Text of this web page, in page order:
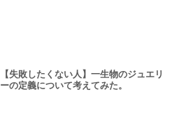
【失敗したくない人】一生物のジュエリ
ーの定義について考えてみた。